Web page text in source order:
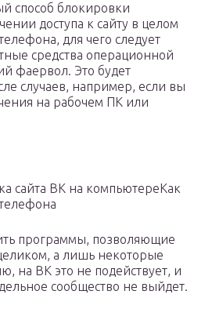
способ блокировки
доступа к сайту в целом
для чего следует
средства операционной
фаервол. Это будет
случаев, например, если вы
на рабочем ПК или
сайта ВК на компьютереКак
программы, позволяющие
а лишь некоторые
на ВК это не подействует, и
сообщество не выйдет.